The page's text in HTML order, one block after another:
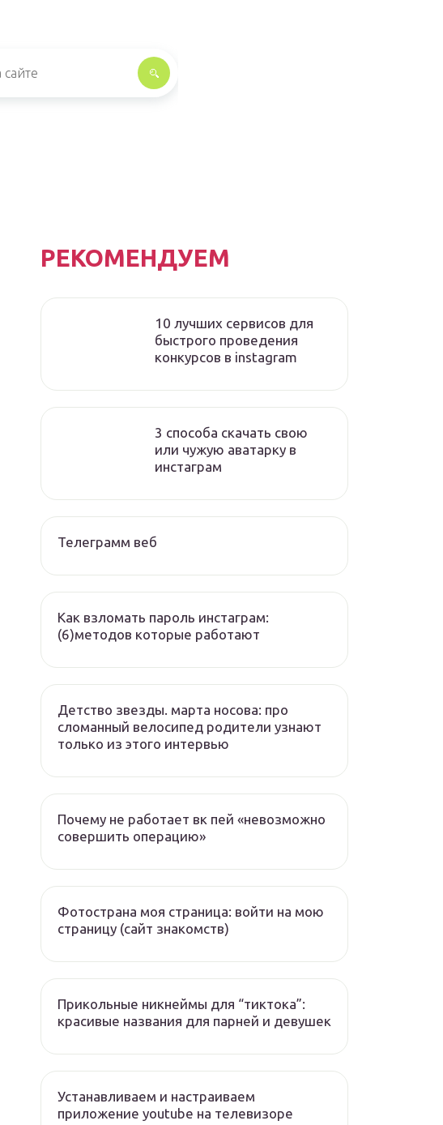
РЕКОМЕНДУЕМ
10 лучших сервисов для
быстрого проведения
конкурсов в instagram
3 способа скачать свою
или чужую аватарку в
инстаграм
Телеграмм веб
Как взломать пароль инстаграм:
(6)методов которые работают
Детство звезды. марта носова: про
сломанный велосипед родители узнают
только из этого интервью
Почему не работает вк пей «невозможно
совершить операцию»
Фотострана моя страница: войти на мою
страницу (сайт знакомств)
Прикольные никнеймы для “тиктока”:
красивые названия для парней и девушек
Устанавливаем и настраиваем
приложение youtube на телевизоре